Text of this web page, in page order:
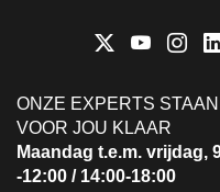
ONZE EXPERTS STAAN
VOOR JOU KLAAR
Maandag t.e.m. vrijdag,
-12:00 / 14:00-18:00